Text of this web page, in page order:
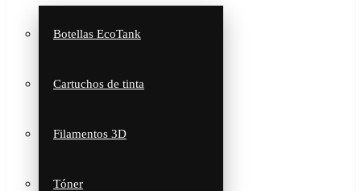
Botellas EcoTank
Cartuchos de tinta
Filamentos 3D
Tóner